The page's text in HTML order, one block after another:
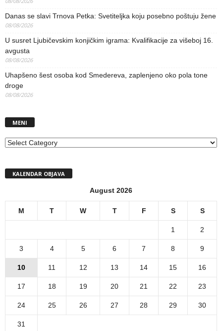
Danas se slavi Trnova Petka: Svetiteljka koju posebno poštuju žene
08/08/2026
U susret Ljubičevskim konjičkim igrama: Kvalifikacije za višeboj 16.
avgusta
08/08/2026
Uhapšeno šest osoba kod Smedereva, zaplenjeno oko pola tone
droge
08/08/2026
MENI
MENI
KALENDAR OBJAVA
August 2026
M T W T F S S
1 2
3 4 5 6 7 8 9
10 11 12 13 14 15 16
17 18 19 20 21 22 23
24 25 26 27 28 29 30
31